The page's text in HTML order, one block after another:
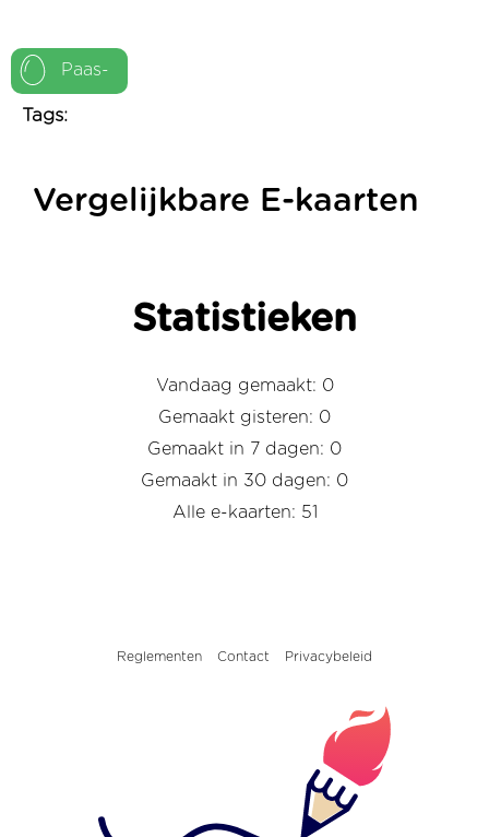
Paas-
Tags:
Vergelijkbare E-kaarten
Statistieken
Vandaag gemaakt: 0
Gemaakt gisteren: 0
Gemaakt in 7 dagen: 0
Gemaakt in 30 dagen: 0
Alle e-kaarten: 51
Reglementen Contact Privacybeleid